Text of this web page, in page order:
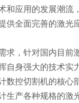
和应用的发展潮流
供全面完善的激光
求，针对国内目前
自身强大的技术实
数控切割机的核
生产各种规格的激